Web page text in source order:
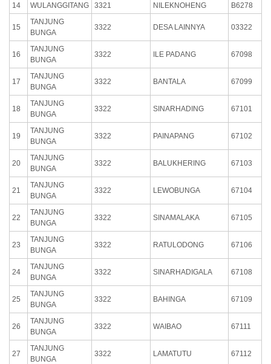
14
WULANGGITANG 3321 NILEKNOHENG B6278
15
TANJUNG
BUNGA
3322 DESA LAINNYA 03322
16
TANJUNG
BUNGA
3322 ILE PADANG 67098
17
TANJUNG
BUNGA
3322 BANTALA 67099
18
TANJUNG
BUNGA
3322 SINARHADING 67101
19
TANJUNG
BUNGA
3322 PAINAPANG 67102
20
TANJUNG
BUNGA
3322 BALUKHERING 67103
21
TANJUNG
BUNGA
3322 LEWOBUNGA 67104
22
TANJUNG
BUNGA
3322 SINAMALAKA 67105
23
TANJUNG
BUNGA
3322 RATULODONG 67106
24
TANJUNG
BUNGA
3322 SINARHADIGALA 67108
25
TANJUNG
BUNGA
3322 BAHINGA 67109
26
TANJUNG
BUNGA
3322 WAIBAO 67111
27
TANJUNG
BUNGA
3322 LAMATUTU 67112